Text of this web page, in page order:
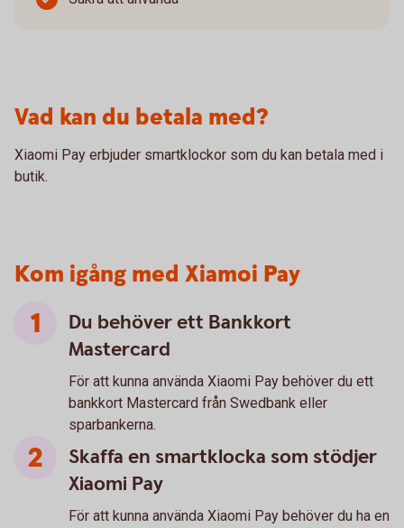
Vad kan du betala med?
Xiaomi Pay erbjuder smartklockor som du kan betala med i
butik.
Kom igång med Xiamoi Pay
Du behöver ett Bankkort
Mastercard
För att kunna använda Xiaomi Pay behöver du ett
bankkort Mastercard från Swedbank eller
sparbankerna.
Skaffa en smartklocka som stödjer
Xiaomi Pay
För att kunna använda Xiaomi Pay behöver du ha en